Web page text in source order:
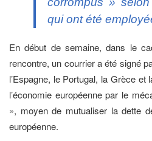
qui ont été
En début de semaine, dans le
rencontre, un courrier a été signé
l’Espagne, le Portugal, la Grèce
l’économie européenne par le
», moyen de mutualiser la dette
européenne.